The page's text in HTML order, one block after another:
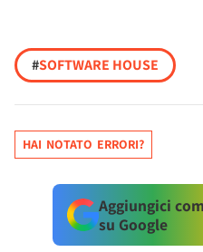
#SOFTWARE HOUSE
HAI NOTATO ERRORI?
Aggiungici
su Google